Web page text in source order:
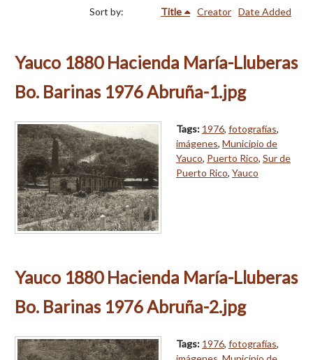
Sort by: Title Creator Date Added
Yauco 1880 Hacienda María-Lluberas
Bo. Barinas 1976 Abruña-1.jpg
Tags: 1976, fotografías,
imágenes, Municipio de
Yauco, Puerto Rico, Sur de
Puerto Rico, Yauco
Yauco 1880 Hacienda María-Lluberas
Bo. Barinas 1976 Abruña-2.jpg
Tags: 1976, fotografías,